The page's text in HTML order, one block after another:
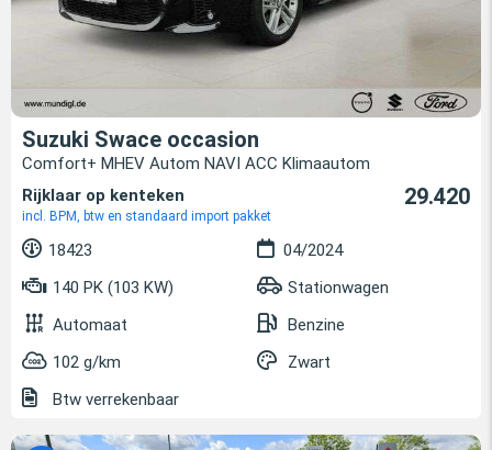
Suzuki Swace occasion
Comfort+ MHEV Autom NAVI ACC Klimaautom
Rijklaar op kenteken
incl. BPM, btw en standaard import pakket
29.420
18423
04/2024
140 PK (103 KW)
Stationwagen
Automaat
Benzine
102 g/km
Zwart
Btw verrekenbaar